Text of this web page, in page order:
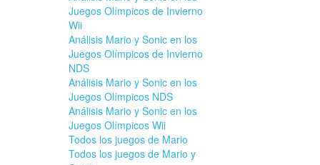
Juegos Olímpicos de Invierno
Wii
Análisis Mario y Sonic en los
Juegos Olímpicos de Invierno
NDS
Análisis Mario y Sonic en los
Juegos Olímpicos NDS
Análisis Mario y Sonic en los
Juegos Olímpicos Wii
Todos los juegos de Mario
Todos los juegos de Mario y